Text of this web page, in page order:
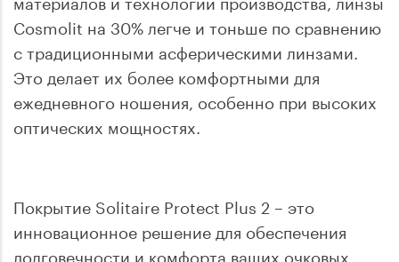
Cosmolit на 30% легче и тоньше по сравнению
с традиционными асферическими линзами.
Это делает их более комфортными для
ежедневного ношения, особенно при высоких
оптических мощностях.
Покрытие Solitaire Protect Plus 2 – это
инновационное решение для обеспечения
долговечности и комфорта ваших очковых